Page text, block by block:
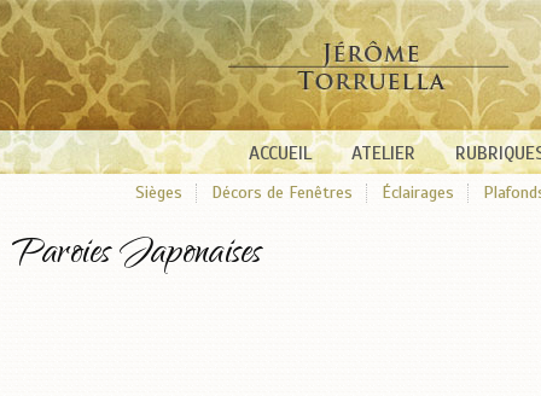
ACCUEIL ATELIER
Sièges Décors de Fenêtres Éclairages
Paroies Japonaises